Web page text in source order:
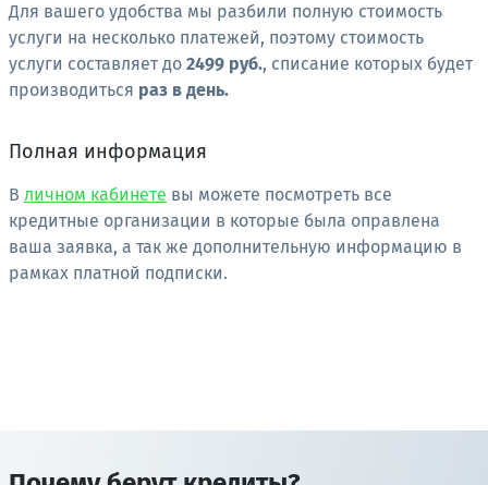
Для вашего удобства мы разбили полную стоимость
услуги на несколько платежей, поэтому стоимость
услуги составляет до 2499 руб., списание которых будет
производиться раз в день.
Полная информация
В личном кабинете вы можете посмотреть все
кредитные организации в которые была оправлена
ваша заявка, а так же дополнительную информацию в
рамках платной подписки.